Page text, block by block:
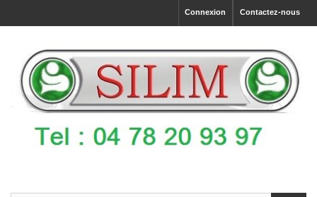
Contactez-nous
Connexion